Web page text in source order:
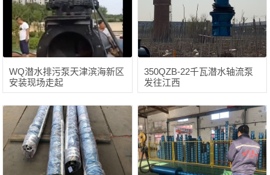
WQ潜水排污泵天津滨海新区
安装现场走起
350QZB-22千瓦潜水轴流泵
发往江西